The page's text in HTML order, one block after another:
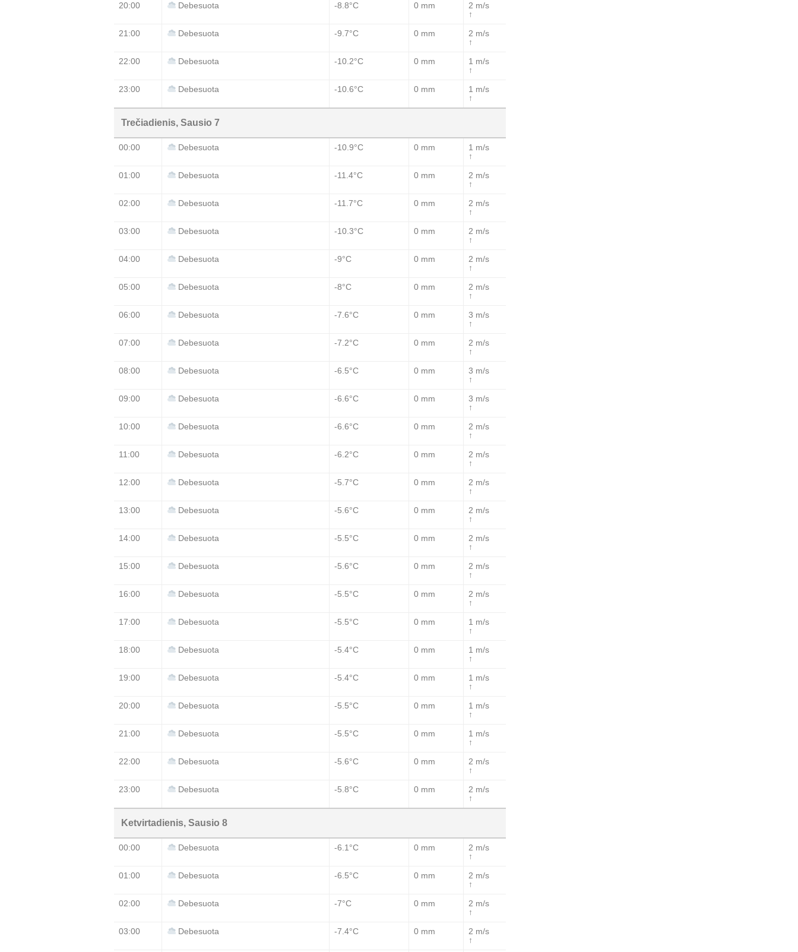
20:00 Debesuota -8.8°C 0 mm
2 m/s
↑
21:00 Debesuota -9.7°C 0 mm
2 m/s
↑
22:00 Debesuota -10.2°C 0 mm
1 m/s
↑
23:00 Debesuota -10.6°C 0 mm
1 m/s
↑
Trečiadienis, Sausio 7
00:00 Debesuota -10.9°C 0 mm
1 m/s
↑
01:00 Debesuota -11.4°C 0 mm
2 m/s
↑
02:00 Debesuota -11.7°C 0 mm
2 m/s
↑
03:00 Debesuota -10.3°C 0 mm
2 m/s
↑
04:00 Debesuota -9°C 0 mm
2 m/s
↑
05:00 Debesuota -8°C 0 mm
2 m/s
↑
06:00 Debesuota -7.6°C 0 mm
3 m/s
↑
07:00 Debesuota -7.2°C 0 mm
2 m/s
↑
08:00 Debesuota -6.5°C 0 mm
3 m/s
↑
09:00 Debesuota -6.6°C 0 mm
3 m/s
↑
10:00 Debesuota -6.6°C 0 mm
2 m/s
↑
11:00 Debesuota -6.2°C 0 mm
2 m/s
↑
12:00 Debesuota -5.7°C 0 mm
2 m/s
↑
13:00 Debesuota -5.6°C 0 mm
2 m/s
↑
14:00 Debesuota -5.5°C 0 mm
2 m/s
↑
15:00 Debesuota -5.6°C 0 mm
2 m/s
↑
16:00 Debesuota -5.5°C 0 mm
2 m/s
↑
17:00 Debesuota -5.5°C 0 mm
1 m/s
↑
18:00 Debesuota -5.4°C 0 mm
1 m/s
↑
19:00 Debesuota -5.4°C 0 mm
1 m/s
↑
20:00 Debesuota -5.5°C 0 mm
1 m/s
↑
21:00 Debesuota -5.5°C 0 mm
1 m/s
↑
22:00 Debesuota -5.6°C 0 mm
2 m/s
↑
23:00 Debesuota -5.8°C 0 mm
2 m/s
↑
Ketvirtadienis, Sausio 8
00:00 Debesuota -6.1°C 0 mm
2 m/s
↑
01:00 Debesuota -6.5°C 0 mm
2 m/s
↑
02:00 Debesuota -7°C 0 mm
2 m/s
↑
03:00 Debesuota -7.4°C 0 mm
2 m/s
↑